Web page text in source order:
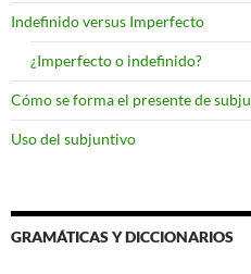
Indefinido versus Imperfecto
¿Imperfecto o indefinido?
Cómo se forma el presente de
Uso del subjuntivo
GRAMÁTICAS Y DICCIONARIOS